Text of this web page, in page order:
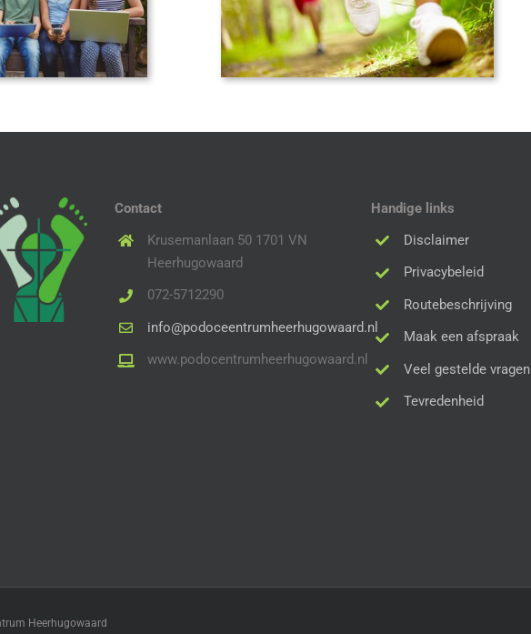
Contact
Krusemanlaan 50 1701 VN
Heerhugowaard
072-5712290
info@podoceentrumheerhugowaard.nl
www.podocentrumheerhugowaard.nl
Handige links
Disclaimer
Privacybeleid
Routebeschrijving
Maak een afspraak
Veel gestelde vragen
Tevredenheid
Heerhugowaard